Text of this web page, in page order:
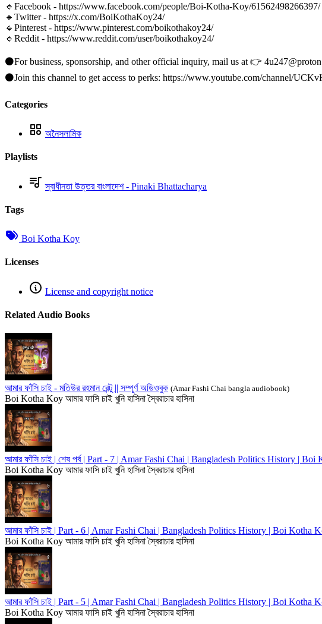
🔹Facebook - https://www.facebook.com/people/Boi-Kotha-Koy/61562498266397/
🔹Twitter - https://x.com/BoiKothaKoy24/
🔹Pinterest - https://www.pinterest.com/boikothakoy24/
🔹Reddit - https://www.reddit.com/user/boikothakoy24/
⚫For business, sponsorship, and other official inquiry, mail us at 👉
⚫Join this channel to get access to perks: https://www.youtube.com/channel/
Categories
অনৈসলামিক
Playlists
স্বাধীনতা উত্তর বাংলাদেশ - Pinaki Bhattacharya
Tags
Boi Kotha Koy
Licenses
License and copyright notice
Related Audio Books
আমার ফাঁসি চাই - মতিউর রহমান রেন্টু || সম্পূর্ণ অডিওবুক (Amar Fashi Chai bangla audiobook)
Boi Kotha Koy আমার ফাসি চাই খুনি হাসিনা স্বৈরাচার হাসিনা
আমার ফাঁসি চাই | শেষ পর্ব | Part - 7 | Amar Fashi Chai | Bangladesh Politics History |
Boi Kotha Koy আমার ফাসি চাই খুনি হাসিনা স্বৈরাচার হাসিনা
আমার ফাঁসি চাই | Part - 6 | Amar Fashi Chai | Bangladesh Politics History | Boi Kotha
Boi Kotha Koy আমার ফাসি চাই খুনি হাসিনা স্বৈরাচার হাসিনা
আমার ফাঁসি চাই | Part - 5 | Amar Fashi Chai | Bangladesh Politics History | Boi Kotha
Boi Kotha Koy আমার ফাসি চাই খুনি হাসিনা স্বৈরাচার হাসিনা